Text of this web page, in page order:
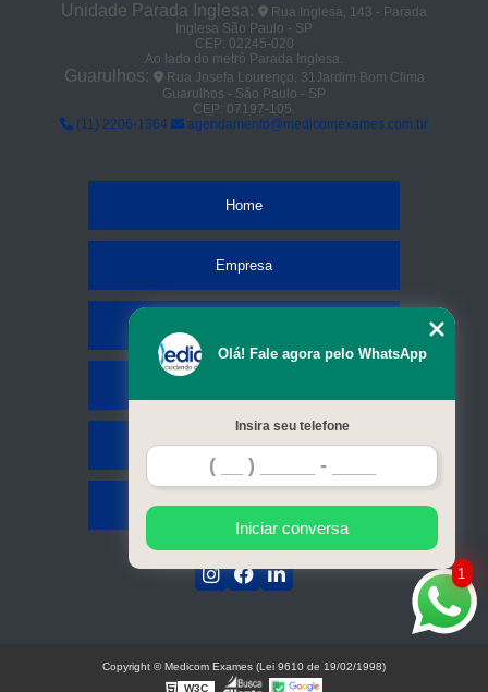
Unidade Parada Inglesa:
Rua Inglesa, 143 - Parada
Inglesa São Paulo - SP
CEP: 02245-020
Ao lado do metrô Parada Inglesa.
Guarulhos:
Rua Josefa Lourenço, 31Jardim Bom Clima
Guarulhos - São Paulo - SP
CEP: 07197-105.
(11) 2206-1364
agendamento@medicomexames.com.br
Home
Empresa
Contato
Mapa do site
1
Olá! Fale agora pelo WhatsApp
Insira seu telefone
Iniciar conversa
Copyright © Medicom Exames (Lei 9610 de 19/02/1998)
W3C